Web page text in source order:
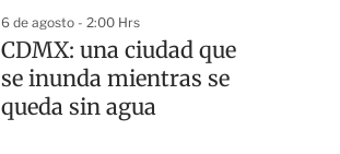
6 de agosto - 2:00 Hrs
CDMX: una ciudad que
se inunda mientras se
queda sin agua